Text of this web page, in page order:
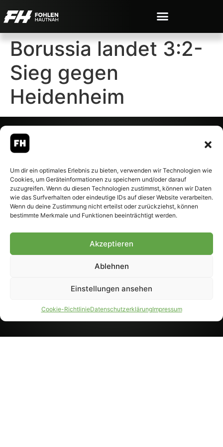
Um dir ein optimales Erlebnis zu bieten, verwenden wir Technologien wie
Cookies, um Geräteinformationen zu speichern und/oder darauf
zuzugreifen. Wenn du diesen Technologien zustimmst, können wir Daten
wie das Surfverhalten oder eindeutige IDs auf dieser Website verarbeiten.
Wenn du deine Zustimmung nicht erteilst oder zurückziehst, können
bestimmte Merkmale und Funktionen beeinträchtigt werden.
Akzeptieren
Ablehnen
Einstellungen ansehen
Cookie-RichtlinieDatenschutzerklärungImpressum
Borussia landet 3:2-
Sieg gegen
Heidenheim
– Alle rechte vorbehalten.
Fohlen-Hautnah.de ist ein
offiziell eingetragenes Magazin
bei der Deutschen
Nationalbibliothek (ISSN 1868-
Weiterverarbeitung, auch
Genehmigung.
PARTNER WERDEN
AGB